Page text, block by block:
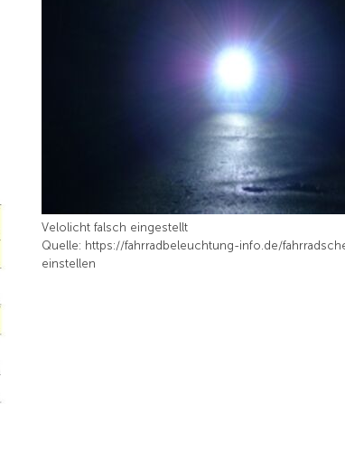
Velolicht falsch eingestellt
Quelle: https://fahrradbeleuchtung-info.de/
einstellen